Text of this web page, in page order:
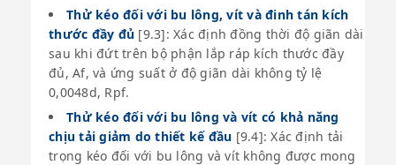
Thử kéo đối với bu lông, vít và đinh tán kích
thước đầy đủ [9.3]: Xác định đồng thời độ giãn dài
sau khi đứt trên bộ phận lắp ráp kích thước đầy
đủ, Af, và ứng suất ở độ giãn dài không tỷ lệ
0,0048d, Rpf.
Thử kéo đối với bu lông và vít có khả năng
chịu tải giảm do thiết kế đầu [9.4]: Xác định tải
trọng kéo đối với bu lông và vít không được mong